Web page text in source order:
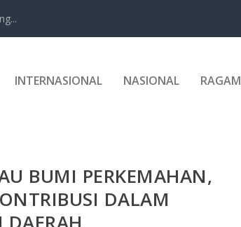
INTERNASIONAL NASIONAL RAGAM
BUMI PERKEMAHAN,
DALAM